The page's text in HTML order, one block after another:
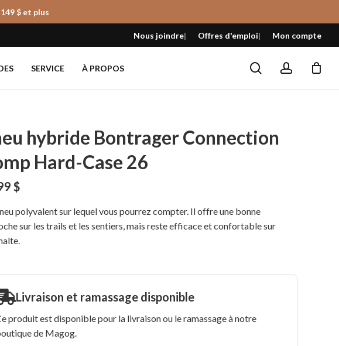
$ et plus
Nous joindre Offres d'emploi Mon compte
SERVICE À PROPOS searchaccount
Fermer
le
panier
hybride Bontrager Connection
Hard-Case 26
$
polyvalent sur lequel vous pourrez compter. Il offre une bonne
sur les trails et les sentiers, mais reste efficace et confortable sur
Livraison et ramassage disponible
produit est disponible pour la livraison ou le ramassage à notre
de Magog.